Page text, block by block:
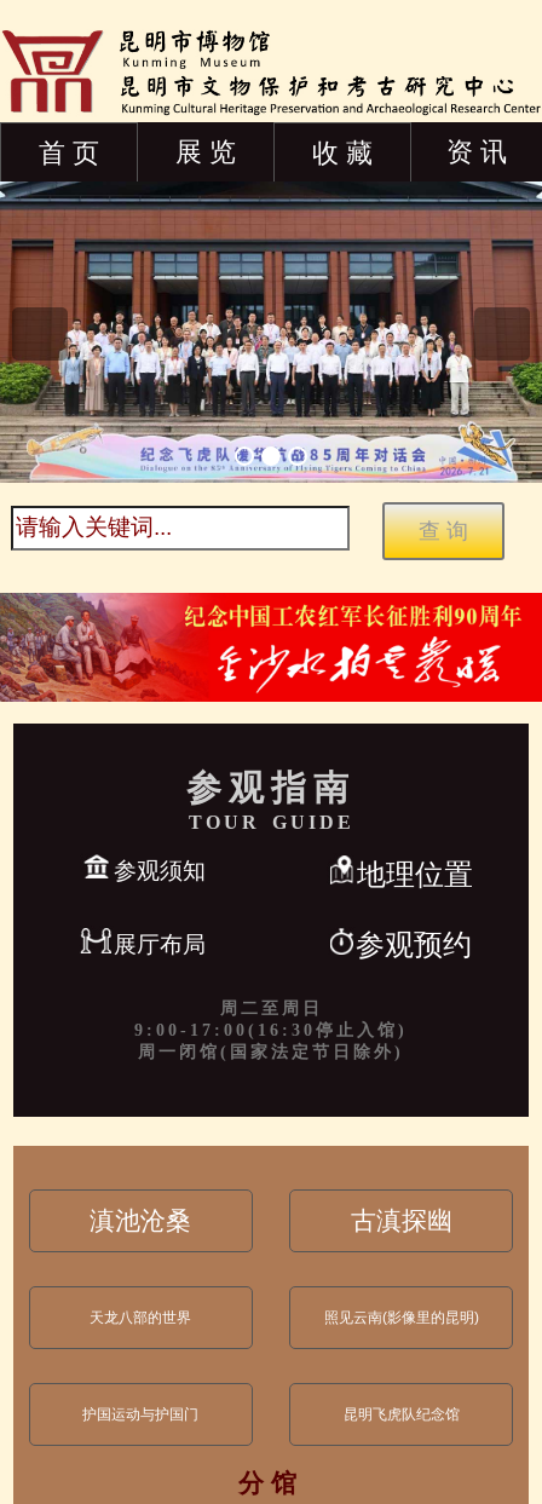
首 页 展 览 收 藏 资 讯
参观指南
TOUR GUIDE
参观须知 地理位置
展厅布局 参观预约
周二至周日
9:00-17:00(16:30停止入馆)
周一闭馆(国家法定节日除外)
滇池沧桑 古滇探幽
天龙八部的世界 照见云南(影像里的昆明)
护国运动与护国门 昆明飞虎队纪念馆
分 馆